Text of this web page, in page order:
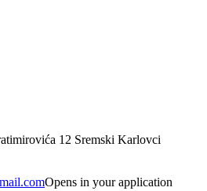
12 Sremski Karlovci
Opens in your application